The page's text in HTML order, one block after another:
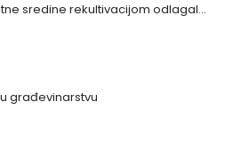
Zaštita životne sredine rekultivacijom odlagališta
građevinarstvu